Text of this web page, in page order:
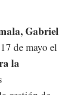
Gabriel
de mayo el
la